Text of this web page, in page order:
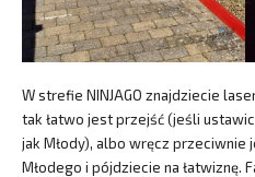
W strefie NINJAGO znajdziecie
tak łatwo jest przejść (jeśli
jak Młody), albo wręcz przeciwnie
Młodego i pójdziecie na łatwiznę.